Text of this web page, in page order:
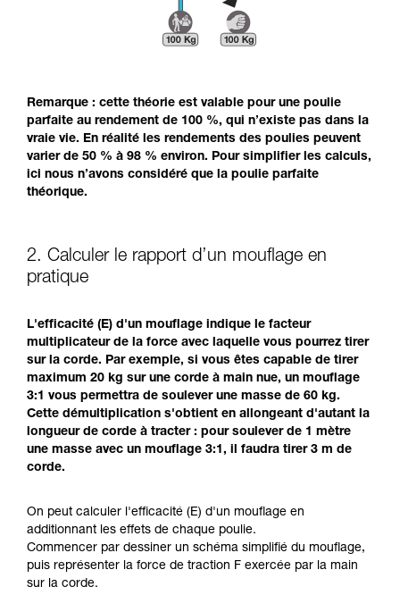
Remarque : cette théorie est valable pour une poulie
parfaite au rendement de 100 %, qui n’existe pas dans la
vraie vie. En réalité les rendements des poulies peuvent
varier de 50 % à 98 % environ. Pour simplifier les calculs,
ici nous n’avons considéré que la poulie parfaite
théorique.
2. Calculer le rapport d’un mouflage en
pratique
L'efficacité (E) d'un mouflage indique le facteur
multiplicateur de la force avec laquelle vous pourrez tirer
sur la corde. Par exemple, si vous êtes capable de tirer
maximum 20 kg sur une corde à main nue, un mouflage
3:1 vous permettra de soulever une masse de 60 kg.
Cette démultiplication s'obtient en allongeant d'autant la
longueur de corde à tracter : pour soulever de 1 mètre
une masse avec un mouflage 3:1, il faudra tirer 3 m de
corde.
On peut calculer l'efficacité (E) d'un mouflage en
additionnant les effets de chaque poulie.
Commencer par dessiner un schéma simplifié du mouflage,
puis représenter la force de traction F exercée par la main
sur la corde.